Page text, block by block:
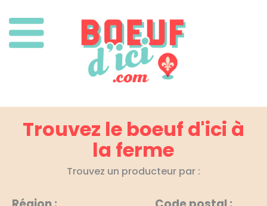
Trouvez le boeuf d'ici à
la ferme
Trouvez un producteur par :